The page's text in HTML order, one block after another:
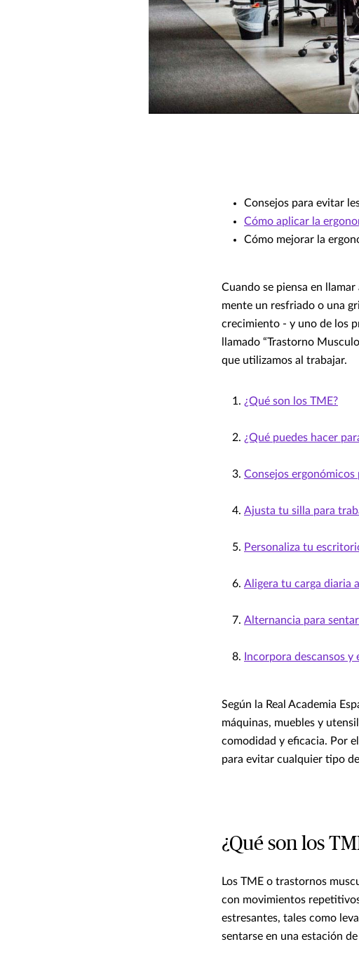
Consejos para evitar
Cómo aplicar la
Cómo mejorar la
Cuando se piensa en
mente un resfriado o una
crecimiento - y uno de los
llamado “Trastorno
que utilizamos al trabajar.
¿Qué son los TME?
¿Qué puedes hacer
Consejos ergonómicos
Ajusta tu silla para
Personaliza tu
Aligera tu carga diaria
Alternancia para
Incorpora descansos
Según la Real Academia
máquinas, muebles y
comodidad y eficacia. Por
para evitar cualquier tipo
¿Qué son los
Los TME o trastornos
con movimientos
estresantes, tales como
sentarse en una estación